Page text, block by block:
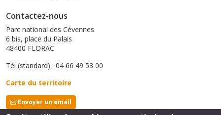
Contactez-nous
Parc national des Cévennes
6 bis, place du Palais
48400 FLORAC
Tél (standard) : 04 66 49 53 00
Carte du territoire
Envoyer un email